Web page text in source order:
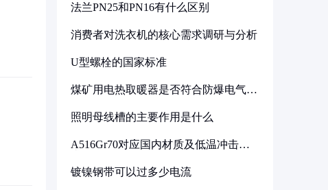
法兰PN25和PN16有什么区别
消费者对洗衣机的核心需求调研与分析
U型螺栓的国家标准
煤矿用电热取暖器是否符合防爆电气设
照明母线槽的主要作用是什么
A516Gr70对应国内材质及低温冲击要
镀镍钢带可以过多少电流